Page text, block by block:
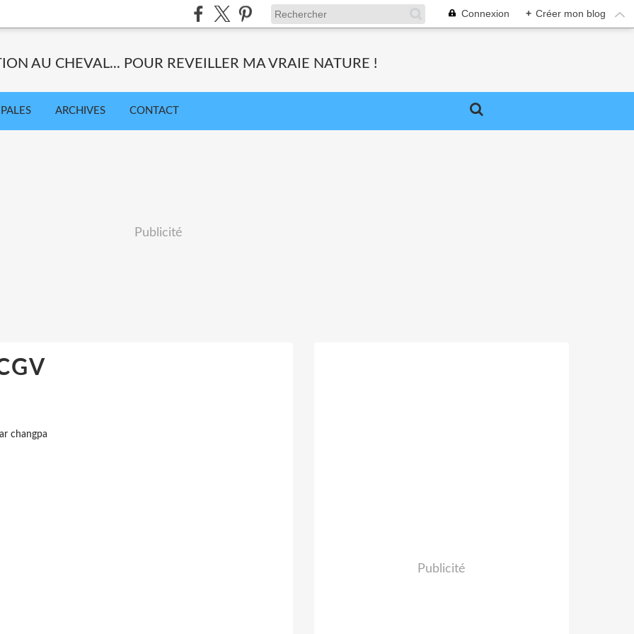
Connexion + Créer mon blog
AU CHEVAL... POUR REVEILLER MA VRAIE NATURE !
ARCHIVES CONTACT
Publicité
changpa
Publicité